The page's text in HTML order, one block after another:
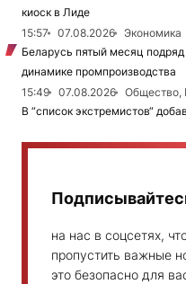
киоск в Лиде
15:57
07.08.2026
Экономика
Беларусь пятый месяц
динамике промпроизводства
15:49
07.08.2026
Общество,
В “список экстремистов“
на нас в соцсетях,
пропустить важные
это безопасно для